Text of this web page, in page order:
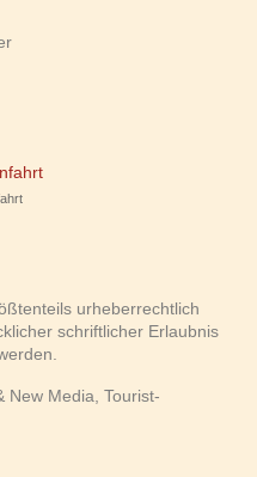
urheberrechtlich
schriftlicher Erlaubnis
New Media, Tourist-